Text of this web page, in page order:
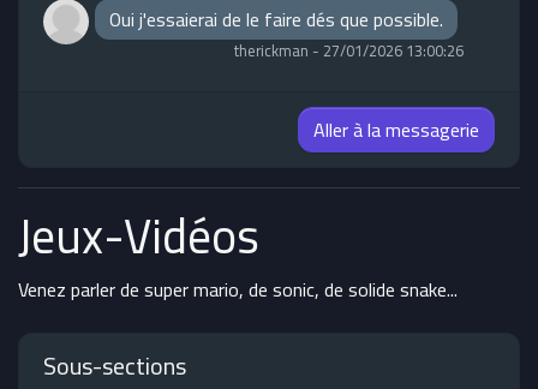
Oui j'essaierai de le faire dés que possible.
therickman - 27/01/2026 13:00:26
Aller à la messagerie
Jeux-Vidéos
Venez parler de super mario, de sonic, de solide snake...
Sous-sections